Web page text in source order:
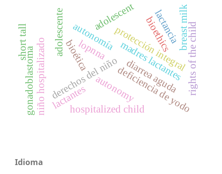
bioética
autonomía
derechos del niño
protección integral
adolescente bioethics
autonomy rights of the child
adolescent
lopnna
niño hospitalizado hospitalized childdeficiencia de yodo
lactancia
madres lactantes
b
r
e
a
s
t
m
i
l
k
gonadoblastoma
short tall
lactantes
diarrea aguda
Idioma